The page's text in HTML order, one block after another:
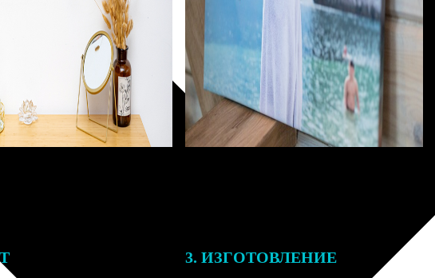
3. ИЗГОТОВЛЕНИЕ